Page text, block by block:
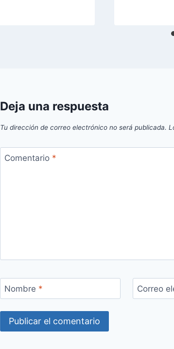
Deja una respuesta
Tu dirección de correo electrónico no será publicada.
Comentario *
Nombre * Correo